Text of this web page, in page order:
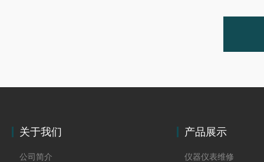
关于我们
公司简介
产品展示
仪器仪表维修